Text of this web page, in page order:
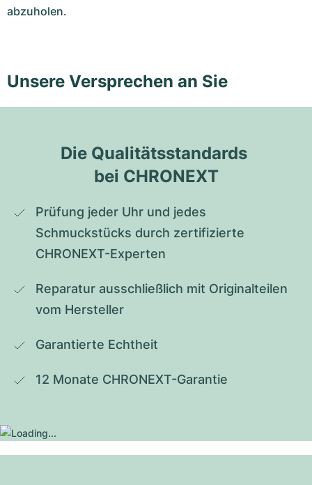
abzuholen.
Unsere Versprechen an Sie
Die Qualitätsstandards
bei CHRONEXT
Prüfung jeder Uhr und jedes
Schmuckstücks durch zertifizierte
CHRONEXT-Experten
Reparatur ausschließlich mit Originalteilen
vom Hersteller
Garantierte Echtheit
12 Monate CHRONEXT-Garantie